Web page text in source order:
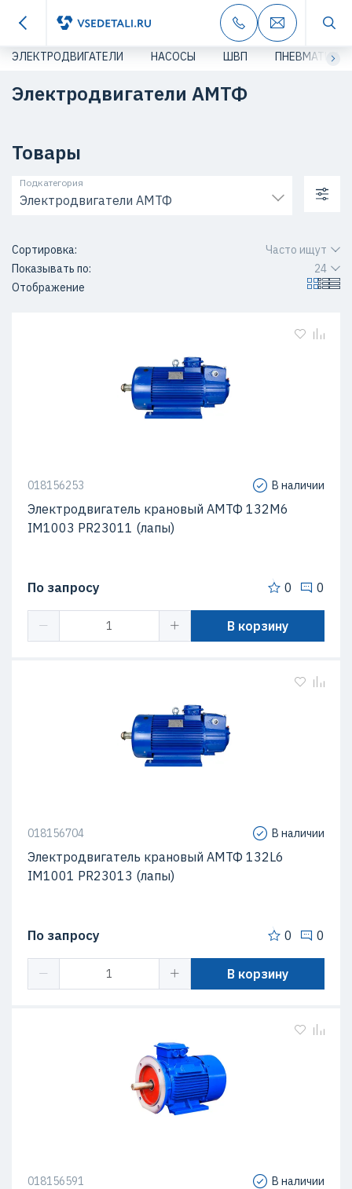
ЭЛЕКТРОДВИГАТЕЛИ НАСОСЫ ШВП ПНЕВМАТИКА
Электродвигатели АМТФ
Товары
Электродвигатели АМТФ
Подкатегория
Сортировка:
Часто ищут
Показывать по:
24
Отображение
018156253 В наличии
Электродвигатель крановый АМТФ 132М6
IM1003 PR23011 (лапы)
По запросу 0 0
В корзину
018156704 В наличии
Электродвигатель крановый АМТФ 132L6
IM1001 PR23013 (лапы)
По запросу 0 0
В корзину
018156591 В наличии